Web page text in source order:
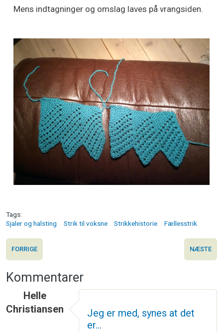
Mens indtagninger og omslag laves på vrangsiden.
Tags
Sjaler og halsting
Strik til voksne Strikkehistorie Fællesstrik
FORRIGE NÆSTE
Kommentarer
Helle
Christiansen
Jeg er med, synes at det
er…